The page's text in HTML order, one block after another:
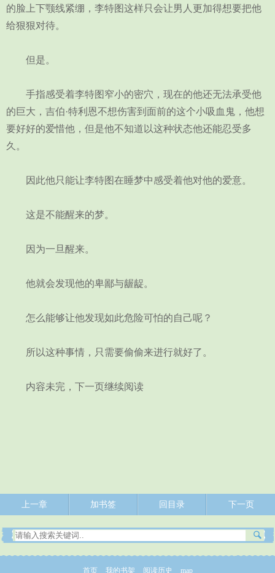
的脸上下颚线紧绷，李特图这样只会让男人更加得想要把他
给狠狠对待。
但是。
手指感受着李特图窄小的密穴，现在的他还无法承受他
的巨大，吉伯·特利恩不想伤害到面前的这个小吸血鬼，他想
要好好的爱惜他，但是他不知道以这种状态他还能忍受多
久。
因此他只能让李特图在睡梦中感受着他对他的爱意。
这是不能醒来的梦。
因为一旦醒来。
他就会发现他的卑鄙与龌龊。
怎么能够让他发现如此危险可怕的自己呢？
所以这种事情，只需要偷偷来进行就好了。
内容未完，下一页继续阅读
上一章 加书签 回目录 下一页
首页 我的书架 阅读历史 map